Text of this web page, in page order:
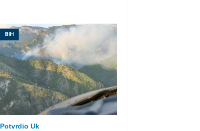
BIH
Potvrdio Uk